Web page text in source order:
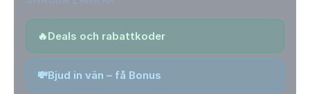
🔥Deals och rabattkoder
💸Bjud in vän – få Bonus